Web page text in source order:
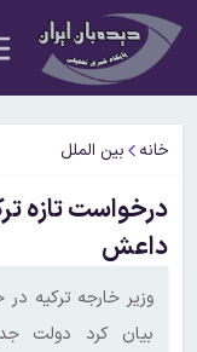
خانه بین الملل
درخواست تازه
داعش
وزیر خارجه ترکیه
بیان کرد دولت